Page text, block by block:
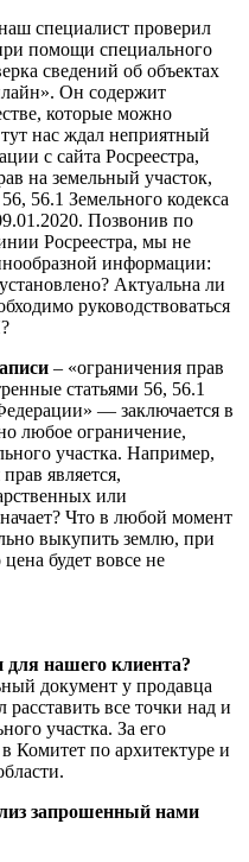
специалист проверил
помощи специального
сведений об объектах
Он содержит
которые можно
нас ждал неприятный
с сайта Росреестра,
на земельный участок,
56.1 Земельного кодекса
Позвонив по
Росреестра, мы не
информации:
Актуальна ли
руководствоваться
– «ограничения прав
статьями 56, 56.1
— заключается в
любое ограничение,
участка. Например,
является,
или
Что в любой момент
выкупить землю, при
будет вовсе не
нашего клиента?
документ у продавца
все точки над и
участка. За его
Комитет по архитектуре и
запрошенный нами